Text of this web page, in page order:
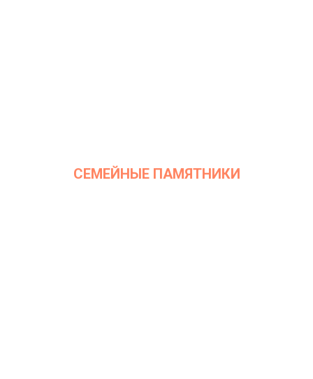
СЕМЕЙНЫЕ ПАМЯТНИКИ